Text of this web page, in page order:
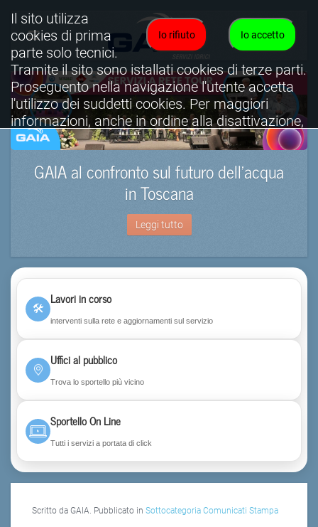
GAIA al confronto sul futuro dell’acqua
in Toscana
Leggi tutto
🛠
Lavori in corso
interventi sulla rete e aggiornamenti sul servizio
Uffici al pubblico
Trova lo sportello più vicino
Sportello On Line
Tutti i servizi a portata di click
Scritto da GAIA. Pubblicato in Sottocategoria Comunicati Stampa
Io accetto
Io rifiuto
Il sito utilizza
cookies di prima
parte solo tecnici.
Tramite il sito sono istallati cookies di terze parti.
Proseguento nella navigazione l'utente accetta
l'utilizzo dei suddetti cookies. Per maggiori
informazioni, anche in ordine alla disattivazione,
è possibile consultare l'informativa cookies
completa.
Visualizza informativa completa.